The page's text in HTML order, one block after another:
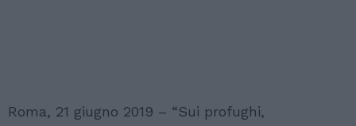
Roma, 21 giugno 2019 – “Sui profughi,